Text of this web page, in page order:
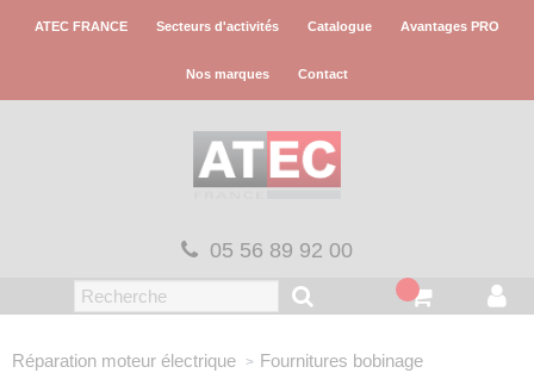
ATEC FRANCE Secteurs d'activités Catalogue Avantages PRO
Nos marques Contact
05 56 89 92 00
Réparation moteur électrique
Fournitures bobinage